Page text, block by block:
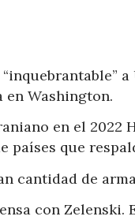
en Washington.
en el 2022
países que
cantidad de
con Zelenski.